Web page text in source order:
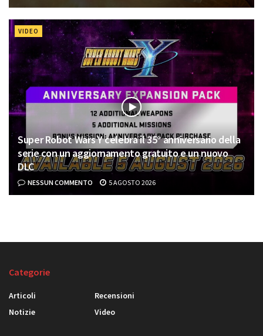
VIDEO
Super Robot Wars Y celebra il 35° anniversario della
serie con un aggiornamento gratuito e un nuovo
DLC
NESSUN COMMENTO 5 AGOSTO 2026
Categorie
Articoli
Notizie
Recensioni
Video